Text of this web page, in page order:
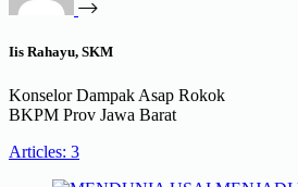
Iis Rahayu, SKM
Konselor Dampak Asap Rokok
BKPM Prov Jawa Barat
Articles: 3